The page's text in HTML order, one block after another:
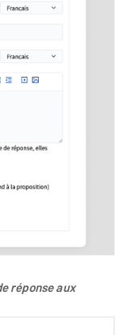
réponse aux